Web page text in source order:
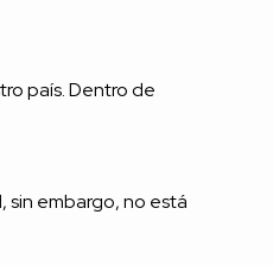
país. Dentro de
embargo, no está